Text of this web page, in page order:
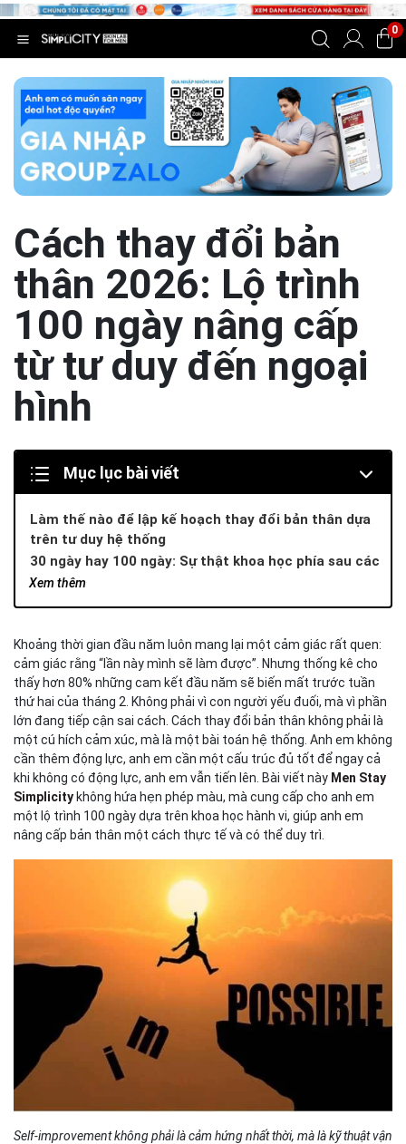
0
Cách thay đổi bản
thân 2026: Lộ trình
100 ngày nâng cấp
từ tư duy đến ngoại
hình
Mục lục bài viết
Xem thêm
Làm thế nào để lập kế hoạch thay đổi bản thân dựa
trên tư duy hệ thống
30 ngày hay 100 ngày: Sự thật khoa học phía sau các
thử thách thay đổi bản thân
4 trụ cột cốt lõi của hành trình nâng cấp bản thân
Tái thiết lập hệ điều hành tư duy – Mindset Re-
engineering
Tối ưu hóa hiệu suất sinh học – Bio-hacking Health
Ngoại hình và Halo Effect – Khi thế giới phản hồi khác đi
Thanh lọc vòng tròn quan hệ – Network Audit
Combo CHỈN CHU TOÀN DIỆN là chìa khoá quan trọng
trong hành trình thay đổi
Kết luận
Khoảng thời gian đầu năm luôn mang lại một cảm giác rất quen:
cảm giác rằng “lần này mình sẽ làm được”. Nhưng thống kê cho
thấy hơn 80% những cam kết đầu năm sẽ biến mất trước tuần
thứ hai của tháng 2. Không phải vì con người yếu đuối, mà vì phần
lớn đang tiếp cận sai cách. Cách thay đổi bản thân không phải là
một cú hích cảm xúc, mà là một bài toán hệ thống. Anh em không
cần thêm động lực, anh em cần một cấu trúc đủ tốt để ngay cả
khi không có động lực, anh em vẫn tiến lên. Bài viết này Men Stay
Simplicity không hứa hẹn phép màu, mà cung cấp cho anh em
một lộ trình 100 ngày dựa trên khoa học hành vi, giúp anh em
nâng cấp bản thân một cách thực tế và có thể duy trì.
Self-improvement không phải là cảm hứng nhất thời, mà là kỹ thuật vận